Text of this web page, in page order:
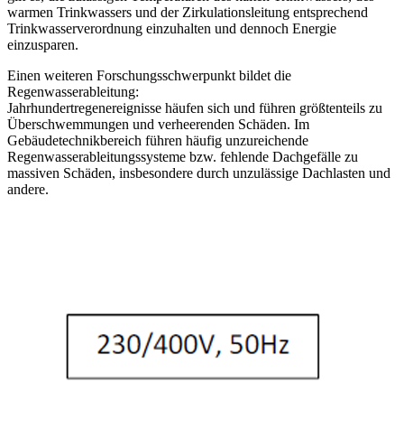
warmen Trinkwassers und der Zirkulationsleitung entsprechend
Trinkwasserverordnung einzuhalten und dennoch Energie
einzusparen.
Einen weiteren Forschungsschwerpunkt bildet die
Regenwasserableitung:
Jahrhundertregenereignisse häufen sich und führen größtenteils zu
Überschwemmungen und verheerenden Schäden. Im
Gebäudetechnikbereich führen häufig unzureichende
Regenwasserableitungssysteme bzw. fehlende Dachgefälle zu
massiven Schäden, insbesondere durch unzulässige Dachlasten und
andere.